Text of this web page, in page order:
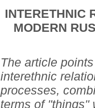
INTERETHNIC
MODERN
The article
interethnic
processes,
terms of "things"